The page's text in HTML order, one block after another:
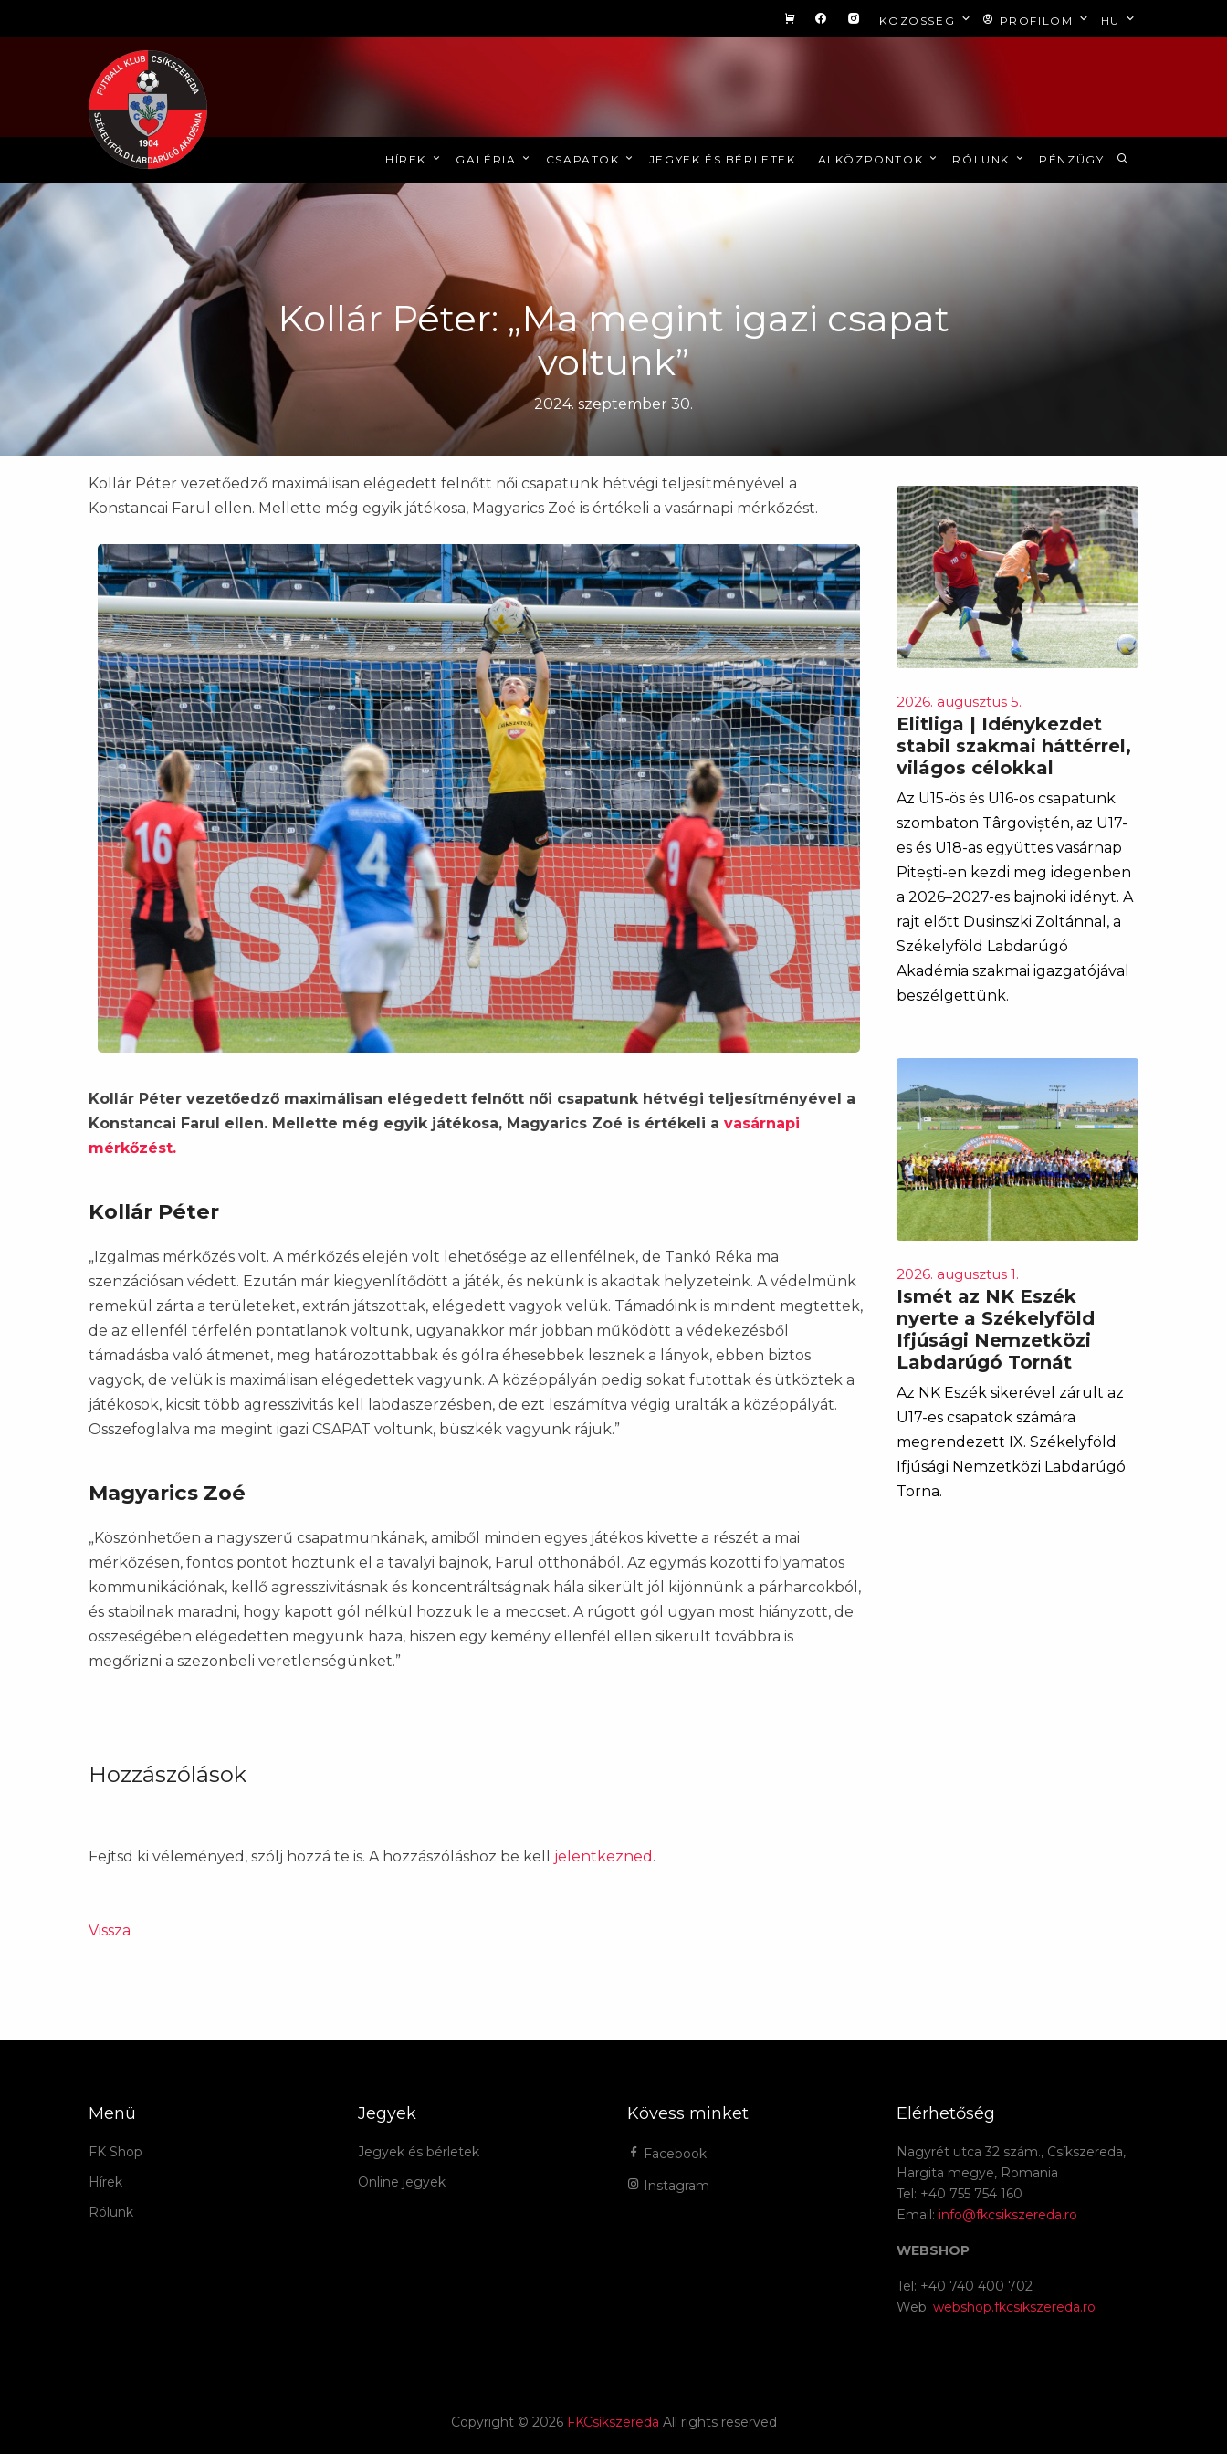
KÖZÖSSÉG PROFILOM HU
HÍREK GALÉRIA CSAPATOK JEGYEK ÉS BÉRLETEK ALKÖZPONTOK RÓLUNK PÉNZÜGY
Kollár Péter: „Ma megint igazi csapat
voltunk”
2024. szeptember 30.
Kollár Péter vezetőedző maximálisan elégedett felnőtt női csapatunk hétvégi teljesítményével a
Konstancai Farul ellen. Mellette még egyik játékosa, Magyarics Zoé is értékeli a vasárnapi mérkőzést.
Kollár Péter vezetőedző maximálisan elégedett felnőtt női csapatunk hétvégi teljesítményével a
Konstancai Farul ellen. Mellette még egyik játékosa, Magyarics Zoé is értékeli a vasárnapi
mérkőzést.
Kollár Péter
„Izgalmas mérkőzés volt. A mérkőzés elején volt lehetősége az ellenfélnek, de Tankó Réka ma
szenzációsan védett. Ezután már kiegyenlítődött a játék, és nekünk is akadtak helyzeteink. A védelmünk
remekül zárta a területeket, extrán játszottak, elégedett vagyok velük. Támadóink is mindent megtettek,
de az ellenfél térfelén pontatlanok voltunk, ugyanakkor már jobban működött a védekezésből
támadásba való átmenet, meg határozottabbak és gólra éhesebbek lesznek a lányok, ebben biztos
vagyok, de velük is maximálisan elégedettek vagyunk. A középpályán pedig sokat futottak és ütköztek a
játékosok, kicsit több agresszivitás kell labdaszerzésben, de ezt leszámítva végig uralták a középpályát.
Összefoglalva ma megint igazi CSAPAT voltunk, büszkék vagyunk rájuk.”
Magyarics Zoé
„Köszönhetően a nagyszerű csapatmunkának, amiből minden egyes játékos kivette a részét a mai
mérkőzésen, fontos pontot hoztunk el a tavalyi bajnok, Farul otthonából. Az egymás közötti folyamatos
kommunikációnak, kellő agresszivitásnak és koncentráltságnak hála sikerült jól kijönnünk a párharcokból,
és stabilnak maradni, hogy kapott gól nélkül hozzuk le a meccset. A rúgott gól ugyan most hiányzott, de
összeségében elégedetten megyünk haza, hiszen egy kemény ellenfél ellen sikerült továbbra is
megőrizni a szezonbeli veretlenségünket.”
2026. augusztus 5.
Elitliga | Idénykezdet
stabil szakmai háttérrel,
világos célokkal
Az U15-ös és U16-os csapatunk
szombaton Târgoviștén, az U17-
es és U18-as együttes vasárnap
Pitești-en kezdi meg idegenben
a 2026–2027-es bajnoki idényt. A
rajt előtt Dusinszki Zoltánnal, a
Székelyföld Labdarúgó
Akadémia szakmai igazgatójával
beszélgettünk.
2026. augusztus 1.
Ismét az NK Eszék
nyerte a Székelyföld
Ifjúsági Nemzetközi
Labdarúgó Tornát
Az NK Eszék sikerével zárult az
U17-es csapatok számára
megrendezett IX. Székelyföld
Ifjúsági Nemzetközi Labdarúgó
Torna.
Hozzászólások
Fejtsd ki véleményed, szólj hozzá te is. A hozzászóláshoz be kell jelentkezned .
Vissza
Menü
FK Shop
Hírek
Rólunk
Jegyek
Jegyek és bérletek
Online jegyek
Kövess minket
Facebook
Instagram
Elérhetőség
Nagyrét utca 32 szám., Csíkszereda,
Hargita megye, Romania
Tel: +40 755 754 160
Email: info@fkcsikszereda.ro
WEBSHOP
Tel: +40 740 400 702
Web: webshop.fkcsikszereda.ro
Copyright © 2026 FKCsíkszereda All rights reserved